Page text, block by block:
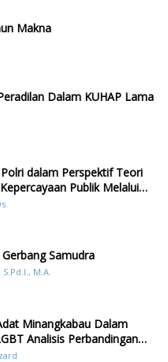
Makna
Dalam KUHAP Lama
dalam Perspektif Teori
Publik Melalui
Bencana di
Samudra
M.A.
Minangkabau Dalam
Analisis Perbandingan